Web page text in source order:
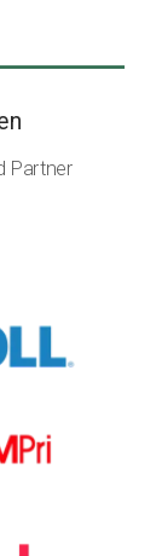
Partner